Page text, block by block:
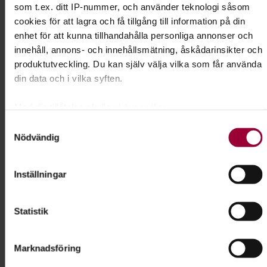
som t.ex. ditt IP-nummer, och använder teknologi såsom
cookies för att lagra och få tillgång till information på din
enhet för att kunna tillhandahålla personliga annonser och
innehåll, annons- och innehållsmätning, åskådarinsikter och
produktutveckling. Du kan själv välja vilka som får använda
din data och i vilka syften.
kan ha en noggrannhet på upp till flera meter
Ta reda på mer om hur dina personliga uppgifter behandlas
ändra eller dra tillbaka ditt samtycke när som helst från
För att du ska få en så bra upplevelse som möjligt
Nödvändig
Inställningar
Statistik
Marknadsföring
Skicka e-post
073-061 66 10
Visa mer
Dela: Facebook
främsta egenskaper - sitt fantastiska luktsinne.